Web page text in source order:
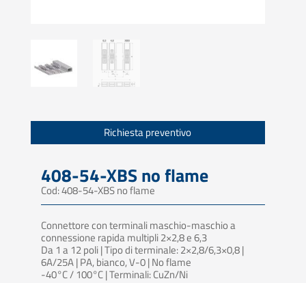
Richiesta preventivo
408-54-XBS no flame
Cod: 408-54-XBS no flame
Connettore con terminali maschio-maschio a
connessione rapida multipli 2×2,8 e 6,3
Da 1 a 12 poli | Tipo di terminale: 2×2,8/6,3×0,8 |
6A/25A | PA, bianco, V-0 | No flame
-40°C / 100°C | Terminali: CuZn/Ni